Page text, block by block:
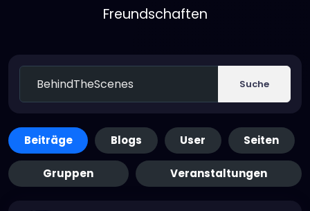
Freundschaften
Suche
Beiträge Blogs User Seiten
Gruppen Veranstaltungen